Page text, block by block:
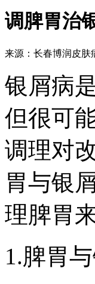
调脾胃治
来源：长春博润皮肤
银屑病
但很可
调理对
胃与银
理脾胃
1.脾胃